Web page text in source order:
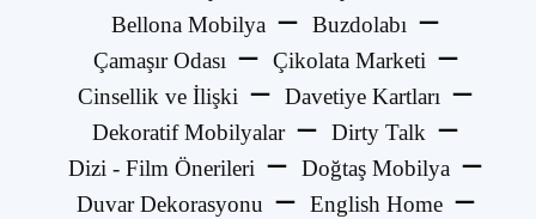
Bellona Mobilya
Buzdolabı
Çamaşır Odası
Çikolata Marketi
Cinsellik ve İlişki
Davetiye Kartları
Dekoratif Mobilyalar
Dirty Talk
Dizi - Film Önerileri
Doğtaş Mobilya
Duvar Dekorasyonu
English Home